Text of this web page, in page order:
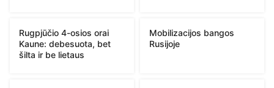
Rugpjūčio 4-osios orai
Kaune: debesuota, bet
šilta ir be lietaus
Mobilizacijos bangos
Rusijoje